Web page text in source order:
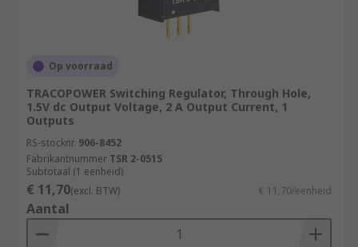
Op voorraad
TRACOPOWER Switching Regulator, Through Hole,
1.5V dc Output Voltage, 2 A Output Current, 1
Outputs
RS-stocknr. 906-8452
Fabrikantnummer TSR 2-0515
Subtotaal (1 eenheid)
€ 11,70(excl. BTW) € 11,70/eenheid
Aantal